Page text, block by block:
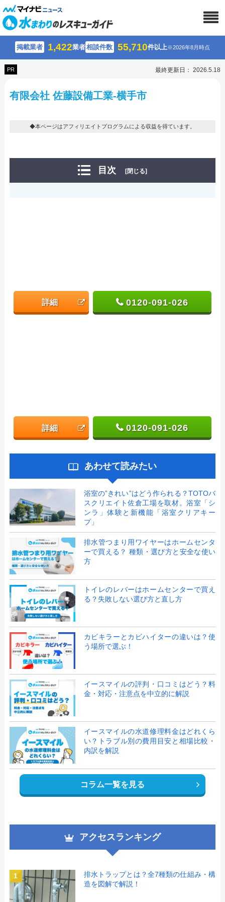
掲載業者 1,422業者相談件数 55,710件以上※2026年8月時点
PR 最終更新日： 2026.5.18
有限会社 佐藤設備工業-横手市
◆本ページはアフィリエイトプログラムによる収益を得ています。
目次 [閉じる]
詳細 0120-091-026
詳細 0120-091-026
あわせて読みたい
浴室の”きれい”はどう作られる？TOTOバ
スクリエイト佐倉工場を取材。浴室「シ
ンラ」体験と新機能「浴室クリアキー
プ」
排水管つまり用ワイヤーはホームセンタ
ーで買える？ 種類・選び方と安全な使い
方
トイレのレバーはホームセンターで買え
る？失敗しない選び方と直し方
カビキラーとカビハイターの違いは？使
う場所で選ぶ！
イースマイルの評判・口コミはどう？料
金・対応・注意点を中立的に解説
イースマイルの水道修理料金はどれくら
い？トラブル別の費用目安と相場比較・
内訳を解説
コラム一覧を見る
アクセスランキング
1
排水トラップとは？全7種類の仕組み・構
造を図解で解説！